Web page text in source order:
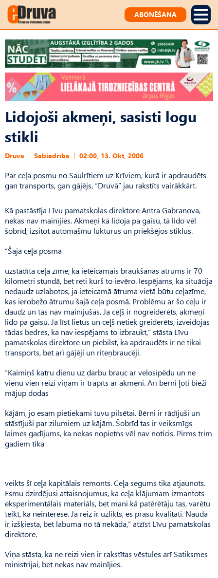
ABONĒŠANA
Lidojoši akmeņi, sasisti logu
stikli
Druva Sabiedrība 02:00, 13. Okt, 2006
Par ceļa posmu no Saulrītiem uz Krīviem, kurā ir apdraudēts
gan transports, gan gājējs, “Druvā” jau rakstīts vairākkārt.
Kā pastāstīja Līvu pamatskolas direktore Antra Gabranova,
nekas nav mainījies. Akmeņi kā lidoja pa gaisu, tā lido vēl
šobrīd, izsitot automašīnu lukturus un priekšējos stiklus.
“Šajā ceļa posmā
uzstādīta ceļa zīme, ka ieteicamais braukšanas ātrums ir 70
kilometri stundā, bet reti kurš to ievēro. Iespējams, ka situācija
nedaudz uzlabotos, ja ieteicamā ātruma vietā būtu ceļazīme,
kas ierobežo ātrumu šajā ceļa posmā. Problēmu ar šo ceļu ir
daudz un tās nav mainījušās. Ja ceļš ir nogreiderēts, akmeņi
lido pa gaisu. Ja līst lietus un ceļš netiek greiderēts, izveidojas
tādas bedres, ka nav iespējams to izbraukt,” stāsta Līvu
pamatskolas direktore un piebilst, ka apdraudēts ir ne tikai
transports, bet arī gājēji un riteņbraucēji.
“Kaimiņš katru dienu uz darbu brauc ar velosipēdu un ne
vienu vien reizi viņam ir trāpīts ar akmeni. Arī bērni ļoti bieži
mājup dodas
kājām, jo esam pietiekami tuvu pilsētai. Bērni ir rādījuši un
stāstījuši par zilumiem uz kājām. Šobrīd tas ir veiksmīgs
laimes gadījums, ka nekas nopietns vēl nav noticis. Pirms trim
gadiem tika
veikts šī ceļa kapitālais remonts. Ceļa segums tika atjaunots.
Esmu dzirdējusi attaisnojumus, ka ceļa klājumam izmantots
eksperimentālais materiāls, bet mani kā patērētāju tas, varētu
teikt, ka neinteresē. Ja reiz ir uzlikts, es prasu kvalitāti. Nauda
ir izšķiesta, bet labuma no tā nekāda,” atzīst Līvu pamatskolas
direktore.
Viņa stāsta, ka ne reizi vien ir rakstītas vēstules arī Satiksmes
ministrijai, bet nekas nav mainījies.